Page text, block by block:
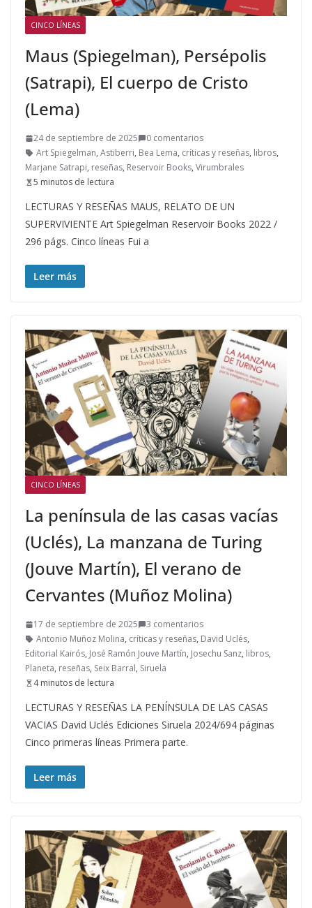
CINCO LÍNEAS
Maus (Spiegelman), Persépolis
(Satrapi), El cuerpo de Cristo
(Lema)
24 de septiembre de 2025
0 comentarios
Art Spiegelman, Astiberri, Bea Lema, críticas y reseñas, libros,
Marjane Satrapi, reseñas, Reservoir Books, Virumbrales
5 minutos de lectura
LECTURAS Y RESEÑAS MAUS, RELATO DE UN
SUPERVIVIENTE Art Spiegelman Reservoir Books 2022 /
296 págs. Cinco líneas Fui a
Leer más
CINCO LÍNEAS
La península de las casas vacías
(Uclés), La manzana de Turing
(Jouve Martín), El verano de
Cervantes (Muñoz Molina)
17 de septiembre de 2025
3 comentarios
Antonio Muñoz Molina, críticas y reseñas, David Uclés,
Editorial Kairós, José Ramón Jouve Martín, Josechu Sanz, libros,
Planeta, reseñas, Seix Barral, Siruela
4 minutos de lectura
LECTURAS Y RESEÑAS LA PENÍNSULA DE LAS CASAS
VACIAS David Uclés Ediciones Siruela 2024/694 páginas
Cinco primeras líneas Primera parte.
Leer más